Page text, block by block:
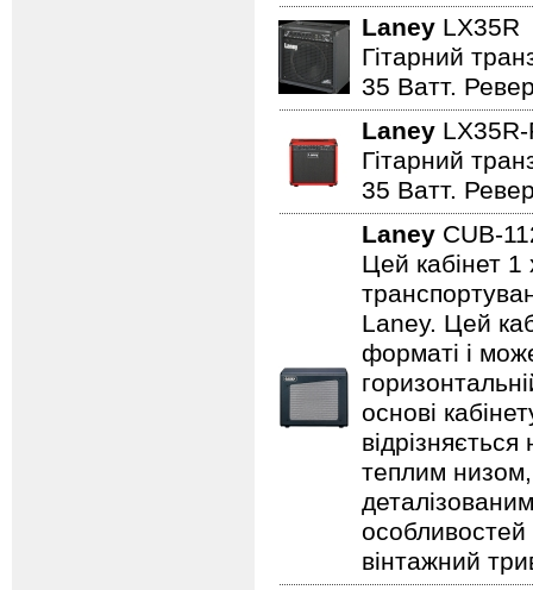
Laney LX35R
Гітарний
35 Ватт.
Laney
Гітарний
35 Ватт.
Laney CUB-
Цей кабінет 1
Laney. Цей
форматі і
основі
теплим
особливостей
вінтажний